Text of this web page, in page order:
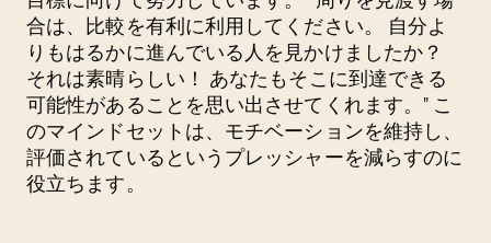
合は、比較を有利に利用してください。 自分よ
りもはるかに進んでいる人を見かけましたか？
それは素晴らしい！ あなたもそこに到達できる
可能性があることを思い出させてくれます。" こ
のマインドセットは、モチベーションを維持し、
評価されているというプレッシャーを減らすのに
役立ちます。